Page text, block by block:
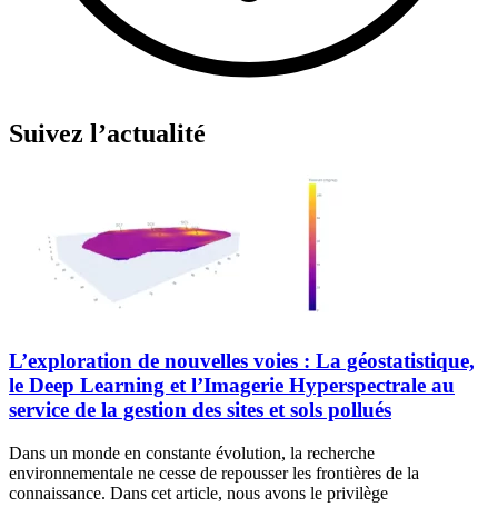
Suivez l’actualité
L’exploration de nouvelles voies : La géostatistique,
le Deep Learning et l’Imagerie Hyperspectrale au
service de la gestion des sites et sols pollués
Dans un monde en constante évolution, la recherche
environnementale ne cesse de repousser les frontières de la
connaissance. Dans cet article, nous avons le privilège